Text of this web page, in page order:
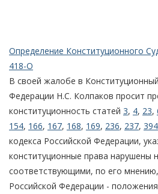
Определение Конституционного
418-О
В своей жалобе в
Федерации Н.С. Колпаков просит
конституционность статей 3, 4, 23,
154, 166, 167, 168, 169, 236, 237, 394
кодекса Российской Федерации,
конституционные права нарушены
соответствующими, по его
Российской Федерации -